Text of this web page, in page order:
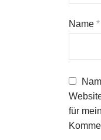
Name *
für